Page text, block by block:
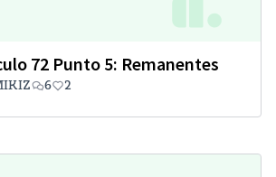
72 Punto 5: Remanentes
6 2